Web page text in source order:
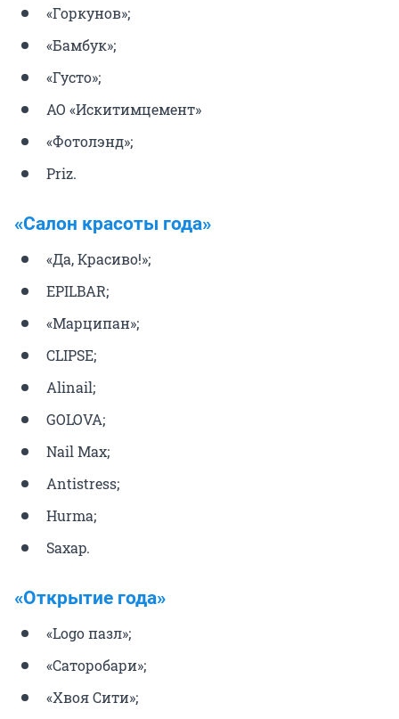
«Горкунов»;
«Бамбук»;
«Густо»;
АО «Искитимцемент»
«Фотолэнд»;
Priz.
«Салон красоты года»
«Да, Красиво!»;
EPILBAR;
«Марципан»;
CLIPSE;
Alinail;
GOLOVA;
Nail Max;
Antistress;
Hurma;
Saxap.
«Открытие года»
«Logo пазл»;
«Саторобари»;
«Хвоя Сити»;